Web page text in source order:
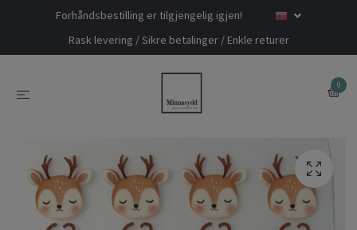
Forhåndsbestilling er tilgjengelig igjen!
Rask levering / Sikre betalinger / Enkle returer
0